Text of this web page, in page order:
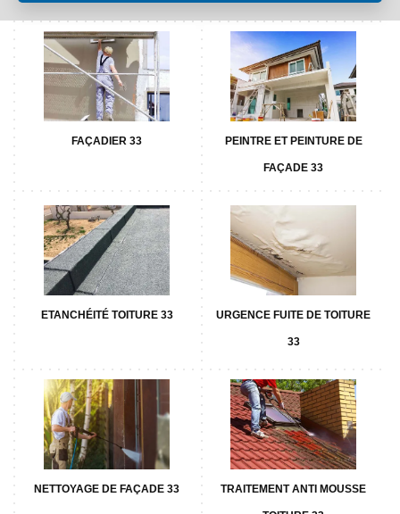
FAÇADIER 33 PEINTRE ET PEINTURE DE
FAÇADE 33
ETANCHÉITÉ TOITURE 33 URGENCE FUITE DE TOITURE
33
NETTOYAGE DE FAÇADE 33 TRAITEMENT ANTI MOUSSE